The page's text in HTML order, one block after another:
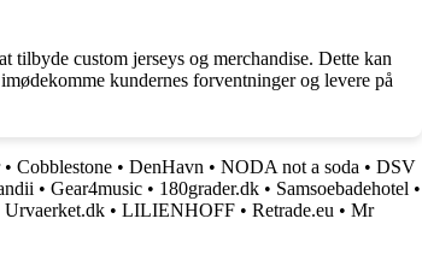
custom jerseys og merchandise. Dette kan
kundernes forventninger og levere på
• Cobblestone • DenHavn • NODA not a soda • DSV
• Gear4music • 180grader.dk • Samsoebadehotel •
Urvaerket.dk • LILIENHOFF • Retrade.eu • Mr